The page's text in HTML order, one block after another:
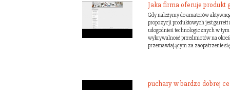
Jaka firma oferuje produkt
Gdy należymy do amatorów
propozycji produktowych jest garrett
udogodnień technologicznych w
wykrywalność przedmiotów na
przemawiającym za zaopatrzenie
puchary w bardzo dobrej